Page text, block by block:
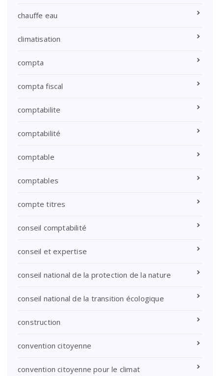
chauffe eau
climatisation
compta
compta fiscal
comptabilite
comptabilité
comptable
comptables
compte titres
conseil comptabilité
conseil et expertise
conseil national de la protection de la nature
conseil national de la transition écologique
construction
convention citoyenne
convention citoyenne pour le climat